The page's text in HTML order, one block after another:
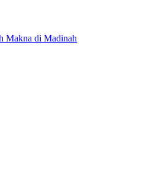
Makna di Madinah